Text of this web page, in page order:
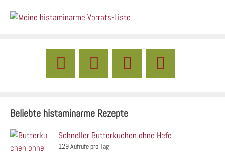
Beliebte histaminarme Rezepte
Schneller Butterkuchen ohne Hefe
129 Aufrufe pro Tag